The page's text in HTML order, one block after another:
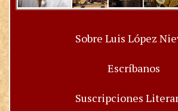
Sobre Luis López
Escríbanos
Suscripciones